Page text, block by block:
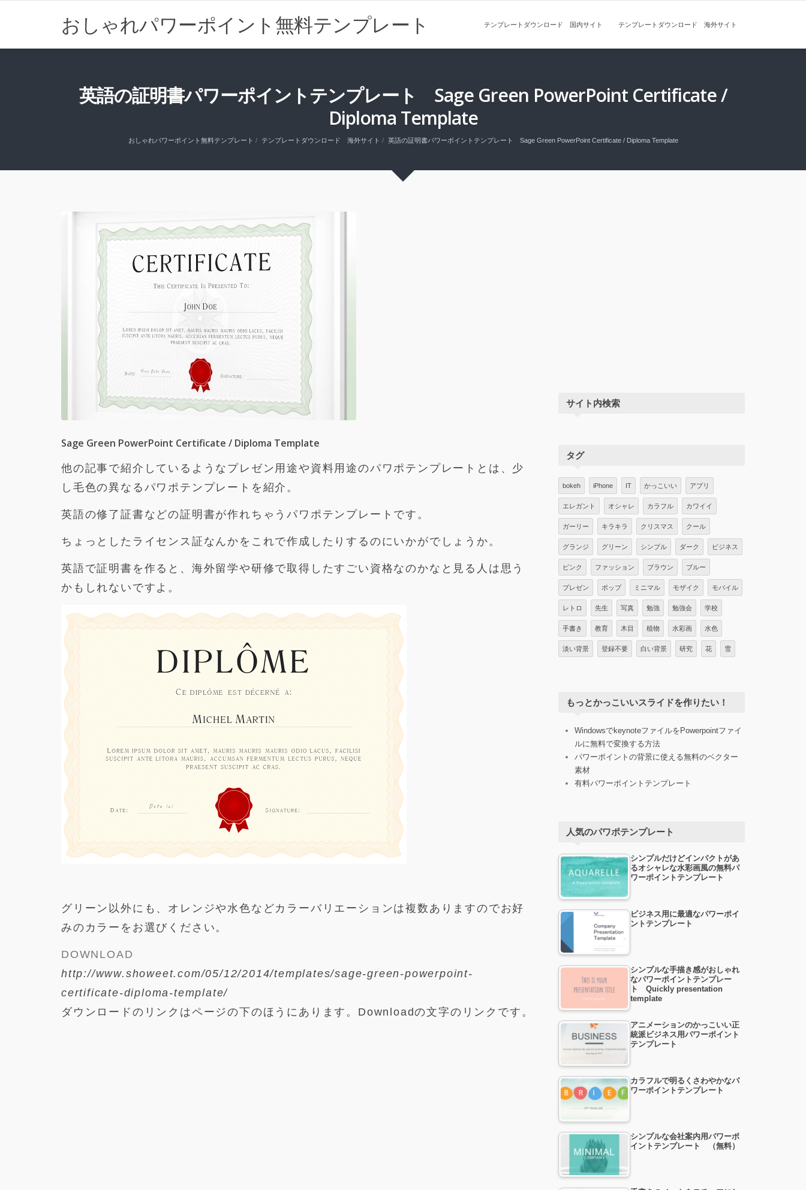
おしゃれパワーポイント無料テンプレート テンプレートダウンロード 国内サイト テンプレートダウンロード 海外サイト
英語の証明書パワーポイントテンプレート Sage Green PowerPoint Certificate /
Diploma Template
おしゃれパワーポイント無料テンプレート テンプレートダウンロード 海外サイト 英語の証明書パワーポイントテンプレート Sage Green PowerPoint Certificate / Diploma Template
Sage Green PowerPoint Certificate / Diploma Template
他の記事で紹介しているようなプレゼン用途や資料用途のパワポテンプレートとは、少
し毛色の異なるパワポテンプレートを紹介。
英語の修了証書などの証明書が作れちゃうパワポテンプレートです。
ちょっとしたライセンス証なんかをこれで作成したりするのにいかがでしょうか。
英語で証明書を作ると、海外留学や研修で取得したすごい資格なのかなと見る人は思う
かもしれないですよ。
グリーン以外にも、オレンジや水色などカラーバリエーションは複数ありますのでお好
みのカラーをお選びください。
DOWNLOAD
http://www.showeet.com/05/12/2014/templates/sage-green-powerpoint-
certificate-diploma-template/
ダウンロードのリンクはページの下のほうにあります。Downloadの文字のリンクです。
サイト内検索
タグ
bokeh iPhone IT かっこいい アプリ
エレガント オシャレ カラフル カワイイ
ガーリー キラキラ クリスマス クール
グランジ グリーン シンプル ダーク ビジネス
ピンク ファッション ブラウン ブルー
プレゼン ポップ ミニマル モザイク モバイル
レトロ 先生 写真 勉強 勉強会 学校
手書き 教育 木目 植物 水彩画 水色
淡い背景 登録不要 白い背景 研究 花 雪
もっとかっこいいスライドを作りたい！
WindowsでkeynoteファイルをPowerpointファイ
ルに無料で変換する方法
パワーポイントの背景に使える無料のベクター
素材
有料パワーポイントテンプレート
人気のパワポテンプレート
シンプルだけどインパクトがあ
るオシャレな水彩画風の無料パ
ワーポイントテンプレート
ビジネス用に最適なパワーポイ
ントテンプレート
シンプルな手描き感がおしゃれ
なパワーポイントテンプレー
ト Quickly presentation
template
アニメーションのかっこいい正
統派ビジネス用パワーポイント
テンプレート
カラフルで明るくさわやかなパ
ワーポイントテンプレート
シンプルな会社案内用パワーポ
イントテンプレート （無料）